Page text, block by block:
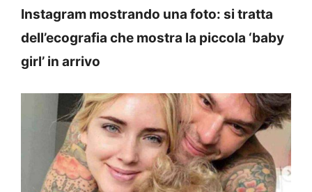
Instagram mostrando una foto: si tratta
dell’ecografia che mostra la piccola ‘baby
girl’ in arrivo